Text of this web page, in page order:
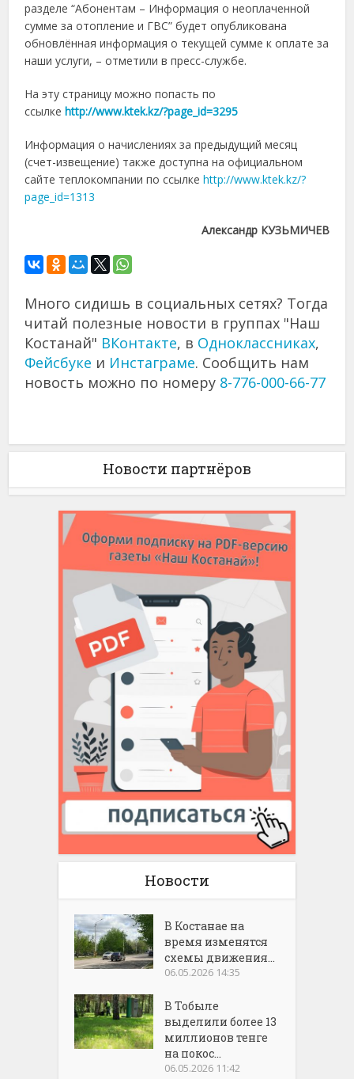
разделе “Абонентам – Информация о неоплаченной
сумме за отопление и ГВС” будет опубликована
обновлённая информация о текущей сумме к оплате за
наши услуги, – отметили в пресс-службе.
На эту страницу можно попасть по
ссылке http://www.ktek.kz/?page_id=3295
Информация о начислениях за предыдущий месяц
(счет-извещение) также доступна на официальном
сайте теплокомпании по ссылкеhttp://www.ktek.kz/?
page_id=1313
Александр КУЗЬМИЧЕВ
Много сидишь в социальных сетях? Тогда
читай полезные новости в группах "Наш
Костанай" ВКонтакте, в Одноклассниках,
Фейсбуке и Инстаграме. Сообщить нам
новость можно по номеру 8-776-000-66-77
Новости партнёров
Новости
В Костанае на
время изменятся
схемы движения...
06.05.2026 14:35
В Тобыле
выделили более 13
миллионов тенге
на покос...
06.05.2026 11:42